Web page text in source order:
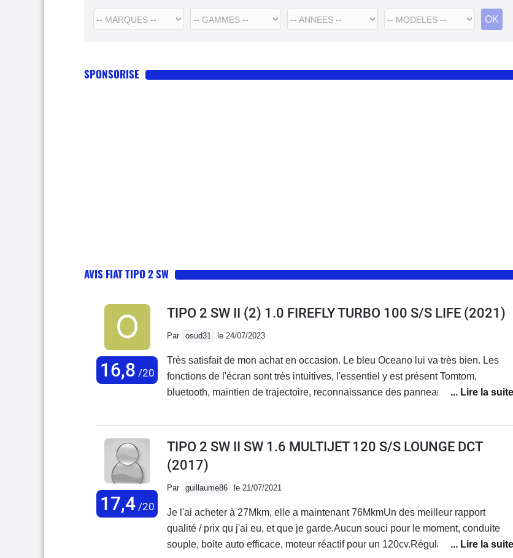
SPONSORISE
AVIS FIAT TIPO 2 SW
16,8 /20
TIPO 2 SW II (2) 1.0 FIREFLY TURBO 100 S/S LIFE (2021)
Par osud31 le 24/07/2023
Très satisfait de mon achat en occasion. Le bleu Oceano lui va très bien. Les
fonctions de l'écran sont très intuitives, l'essentiel y est présent Tomtom,
bluetooth, maintien de trajectoire, reconnaissance des panneaux etc... et surtout
parking à l'avant. Les autres aides sont très appréciées, radar de recul, la
commutation automatique des feux (codes/phares) c'est très intéressant,
tant à l'arrêt qu'en mouvement, l'auto est assez dynamique. Pas assez de recul
pour juger la consommation. Je suis passé d'un Diesel à une essence. Un
qui pour un break est très dommage. Je pressens une fragilité future concernant
la peinture : déjà un éclat sur la portière après l'avoir effleurée avec la clé de
contact, attention sur les parking aux sacs et paniers baladeurs ainsi qu'au
17,4/20
TIPO 2 SW II SW 1.6 MULTIJET 120 S/S LOUNGE DCT
(2017)
Par guillaume86 le 21/07/2021
Je l'ai acheter à 27Mkm, elle a maintenant 76MkmUn des meilleur rapport
qualité / prix qu j'ai eu, et que je garde.Aucun souci pour le moment, conduite
souple, boite auto efficace, moteur réactif pour un 120cv.Régulateur adaptatif